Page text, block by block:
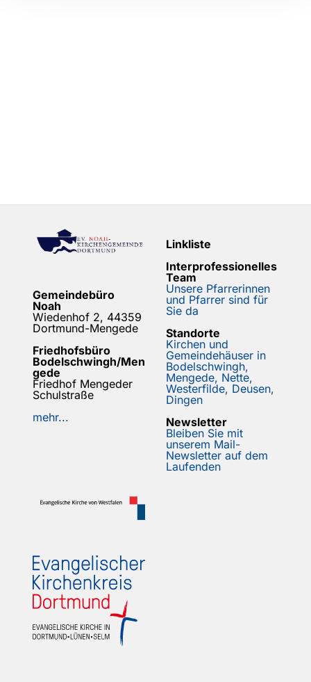
Gemeindebüro
Noah
Wiedenhof 2, 44359
Dortmund-Mengede
Friedhofsbüro
Bodelschwingh/Men
gede
Friedhof Mengeder
Schulstraße
mehr...
Linkliste
Interprofessionelles
Team
Unsere Pfarrerinnen
und Pfarrer sind für
Sie da
Standorte
Kirchen und
Gemeindehäuser in
Bodelschwingh,
Mengede, Nette,
Westerfilde, Deusen,
Dingen
Newsletter
Bleiben Sie mit
unserem Mail-
Newsletter auf dem
Laufenden